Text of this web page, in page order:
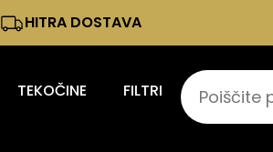
HITRA DOSTAVA
TEKOČINE FILTRI